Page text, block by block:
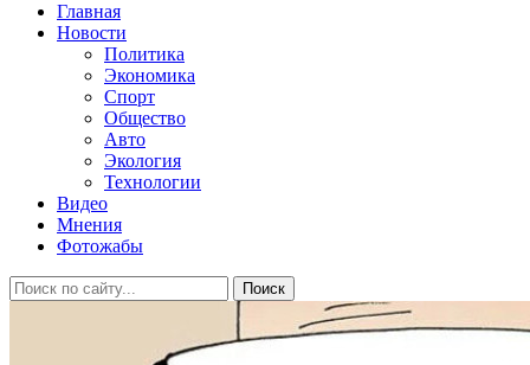
Главная
Новости
Политика
Экономика
Спорт
Общество
Авто
Экология
Технологии
Видео
Мнения
Фотожабы
Поиск